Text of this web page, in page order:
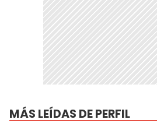
MÁS LEÍDAS DE PERFIL